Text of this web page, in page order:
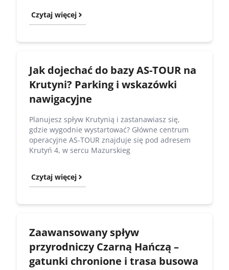
Czytaj więcej
Jak dojechać do bazy AS-TOUR na
Krutyni? Parking i wskazówki
nawigacyjne
Planujesz spływ Krutynią i zastanawiasz się,
gdzie wygodnie wystartować? Główne centrum
operacyjne AS-TOUR znajduje się pod adresem
Krutyń 4, w sercu Mazurskieg
Czytaj więcej
Zaawansowany spływ
przyrodniczy Czarną Hańczą –
gatunki chronione i trasa busowa